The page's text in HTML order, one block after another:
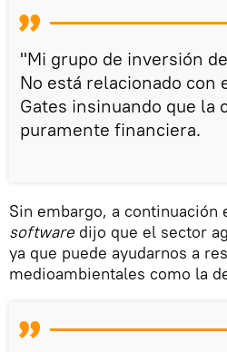
"Mi grupo de inversión
No está relacionado con
Gates insinuando que la
puramente financiera.
Sin embargo, a continuación
softwaredijo que el sector
ya que puede ayudarnos a
medioambientales como la